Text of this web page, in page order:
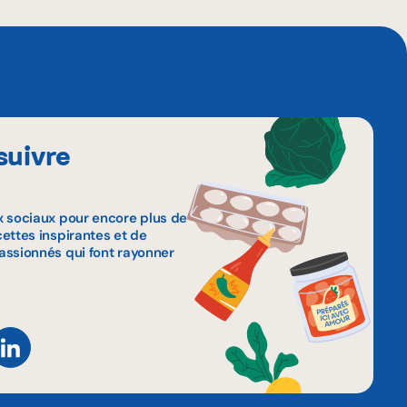
sociaux pour encore plus de
inspirantes et de
qui font rayonner